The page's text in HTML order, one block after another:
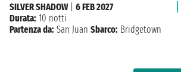
SILVER SHADOW| 6 FEB 2027
Durata: 10 notti
Partenza da: San Juan Sbarco: Bridgetown